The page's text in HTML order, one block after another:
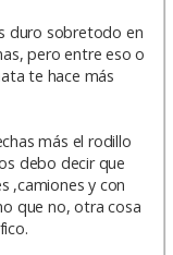
duro sobretodo en
pero entre eso o
te hace más
más el rodillo
debo decir que
,camiones y con
que no, otra cosa